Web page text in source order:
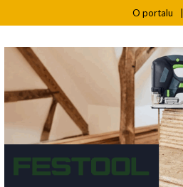
O portalu